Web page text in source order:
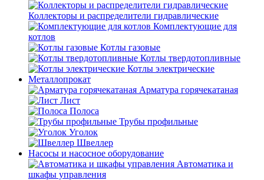
Коллекторы и распределители гидравлические
Комплектующие для
котлов
Котлы газовые
Котлы твердотопливные
Котлы электрические
Металлопрокат
Арматура горячекатаная
Лист
Полоса
Трубы профильные
Уголок
Швеллер
Насосы и насосное оборудование
Автоматика и
шкафы управления